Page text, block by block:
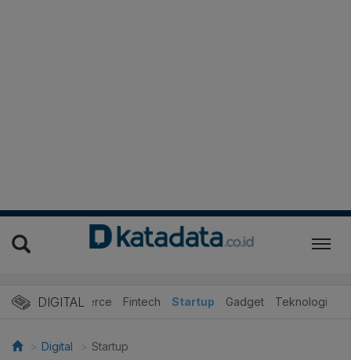
DIGITAL
E-Commerce Fintech Startup Gadget Teknologi
Digital Startup